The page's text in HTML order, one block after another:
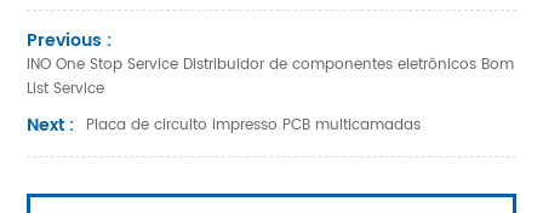
Previous :
INO One Stop Service Distribuidor de componentes eletrônicos Bom
List Service
Next : Placa de circuito impresso PCB multicamadas